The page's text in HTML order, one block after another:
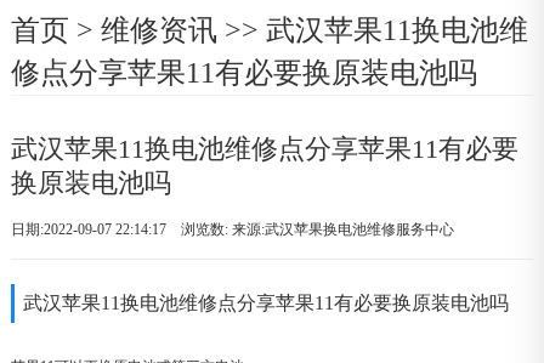
首页 > 维修资讯 >> 武汉苹果11换电池维
修点分享苹果11有必要换原装电池吗
武汉苹果11换电池维修点分享苹果11有必要
换原装电池吗
日期:2022-09-07 22:14:17 浏览数:来源:武汉苹果换电池维修服务中心
武汉苹果11换电池维修点分享苹果11有必要换原装电池吗